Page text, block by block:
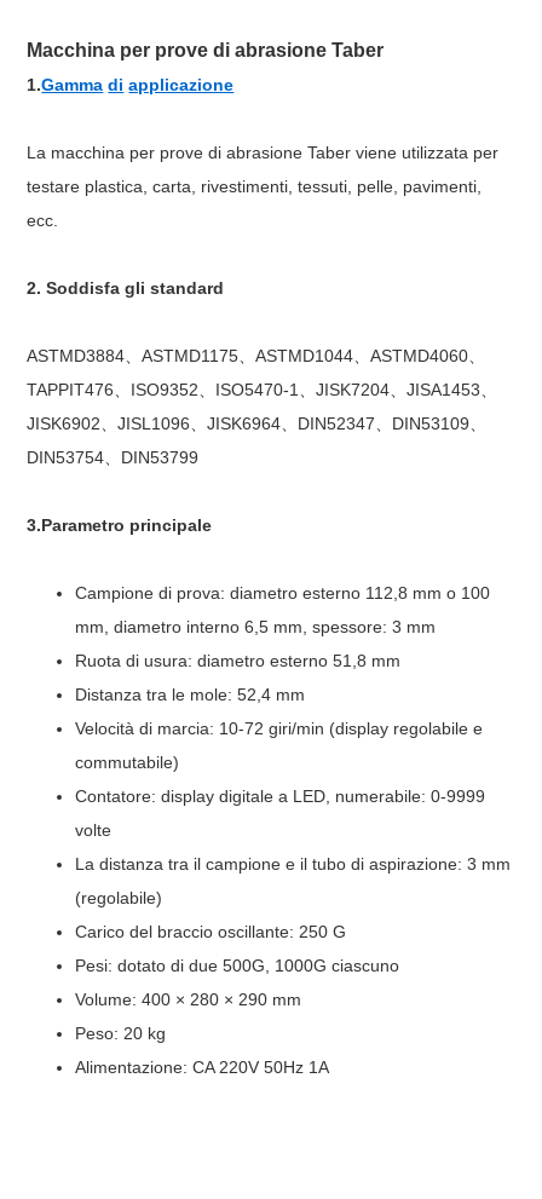
Macchina per prove di abrasione Taber
1.Gamma di applicazione
La macchina per prove di abrasione Taber viene utilizzata per
testare plastica, carta, rivestimenti, tessuti, pelle, pavimenti,
ecc.
2. Soddisfa gli standard
ASTMD3884、ASTMD1175、ASTMD1044、ASTMD4060、
TAPPIT476、ISO9352、ISO5470-1、JISK7204、JISA1453、
JISK6902、JISL1096、JISK6964、DIN52347、DIN53109、
DIN53754、DIN53799
3.Parametro principale
Campione di prova: diametro esterno 112,8 mm o 100
mm, diametro interno 6,5 mm, spessore: 3 mm
Ruota di usura: diametro esterno 51,8 mm
Distanza tra le mole: 52,4 mm
Velocità di marcia: 10-72 giri/min (display regolabile e
commutabile)
Contatore: display digitale a LED, numerabile: 0-9999
volte
La distanza tra il campione e il tubo di aspirazione: 3 mm
(regolabile)
Carico del braccio oscillante: 250 G
Pesi: dotato di due 500G, 1000G ciascuno
Volume: 400 × 280 × 290 mm
Peso: 20 kg
Alimentazione: CA 220V 50Hz 1A